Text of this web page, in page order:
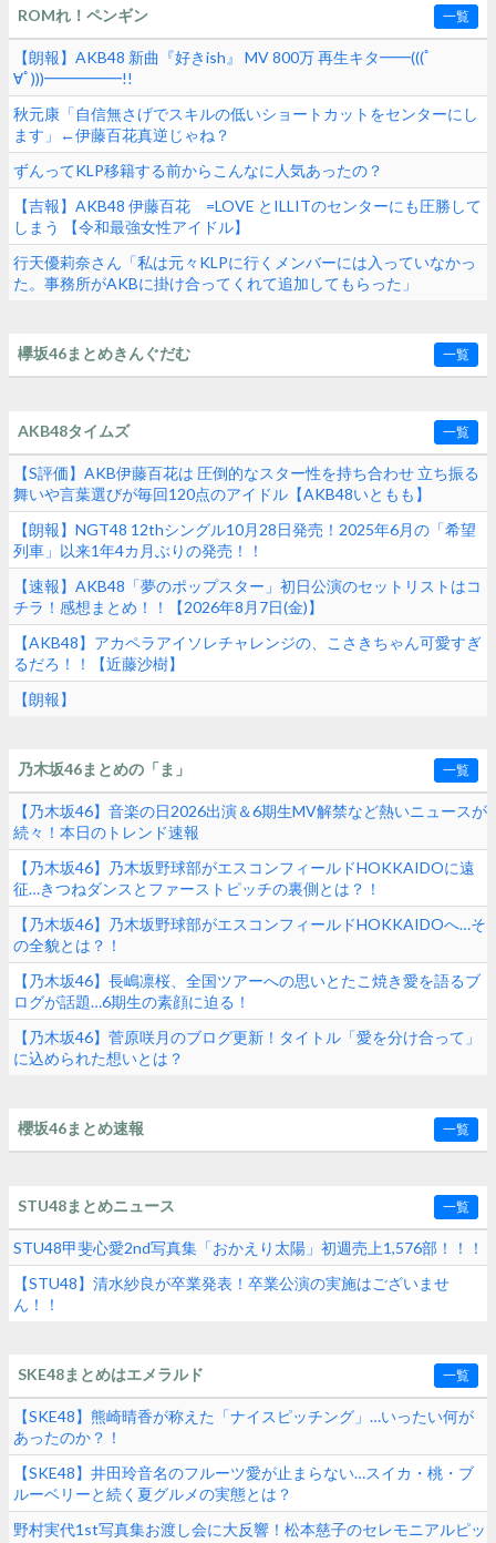
ROMれ！ペンギン 一覧
【朗報】AKB48 新曲『好きish』 MV 800万 再生キタ━━(((ﾟ
∀ﾟ)))━━━━━!!
秋元康「自信無さげでスキルの低いショートカットをセンターにし
ます」←伊藤百花真逆じゃね？
ずんってKLP移籍する前からこんなに人気あったの？
【吉報】AKB48 伊藤百花 =LOVE とILLITのセンターにも圧勝して
しまう 【令和最強女性アイドル】
行天優莉奈さん「私は元々KLPに行くメンバーには入っていなかっ
た。事務所がAKBに掛け合ってくれて追加してもらった」
欅坂46まとめきんぐだむ 一覧
AKB48タイムズ 一覧
【S評価】AKB伊藤百花は 圧倒的なスター性を持ち合わせ 立ち振る
舞いや言葉選びが毎回120点のアイドル【AKB48いともも】
【朗報】NGT48 12thシングル10月28日発売！2025年6月の「希望
列車」以来1年4カ月ぶりの発売！！
【速報】AKB48「夢のポップスター」初日公演のセットリストはコ
チラ！感想まとめ！！【2026年8月7日(金)】
【AKB48】アカペラアイソレチャレンジの、こさきちゃん可愛すぎ
るだろ！！【近藤沙樹】
【朗報】
乃木坂46まとめの「ま」 一覧
【乃木坂46】音楽の日2026出演＆6期生MV解禁など熱いニュースが
続々！本日のトレンド速報
【乃木坂46】乃木坂野球部がエスコンフィールドHOKKAIDOに遠
征…きつねダンスとファーストピッチの裏側とは？！
【乃木坂46】乃木坂野球部がエスコンフィールドHOKKAIDOへ…そ
の全貌とは？！
【乃木坂46】長嶋凛桜、全国ツアーへの思いとたこ焼き愛を語るブ
ログが話題…6期生の素顔に迫る！
【乃木坂46】菅原咲月のブログ更新！タイトル「愛を分け合って」
に込められた想いとは？
櫻坂46まとめ速報 一覧
STU48まとめニュース 一覧
STU48甲斐心愛2nd写真集「おかえり太陽」初週売上1,576部！！！
【STU48】清水紗良が卒業発表！卒業公演の実施はございませ
ん！！
SKE48まとめはエメラルド 一覧
【SKE48】熊崎晴香が称えた「ナイスピッチング」…いったい何が
あったのか？！
【SKE48】井田玲音名のフルーツ愛が止まらない…スイカ・桃・ブ
ルーベリーと続く夏グルメの実態とは？
野村実代1st写真集お渡し会に大反響！松本慈子のセレモニアルピッ